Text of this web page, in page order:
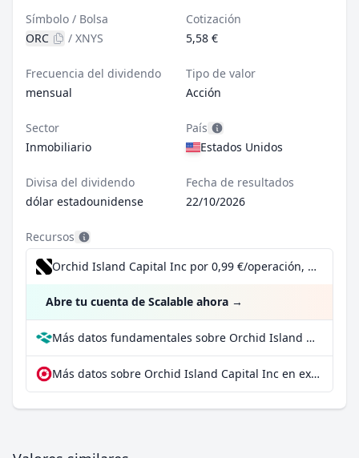
Símbolo / Bolsa
ORC
/ XNYS
Cotización
5,58 €
Frecuencia del dividendo
mensual
Tipo de valor
Acción
Sector
Inmobiliario
País
Estados Unidos
Divisa del dividendo
dólar estadounidense
Fecha de resultados
22/10/2026
Recursos
Orchid Island Capital Inc por 0,99 €/operación, incluido el Dividend Reinvestment Plan
Abre tu cuenta de Scalable ahora →
Más datos fundamentales sobre Orchid Island Capital Inc en Parqet
Más datos sobre Orchid Island Capital Inc en extraETF